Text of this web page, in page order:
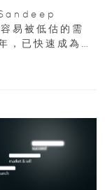
Sandeep
易被低估的需
已快速成為印